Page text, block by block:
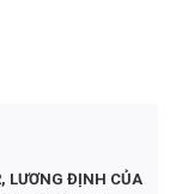
LƯƠNG ĐỊNH CỦA